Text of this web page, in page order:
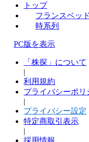
トップ
フランスベッ
時系列
PC版を表示
「株探」について
|
利用規約
プライバシーポリ
|
プライバシー設定
特定商取引表示
|
採用情報